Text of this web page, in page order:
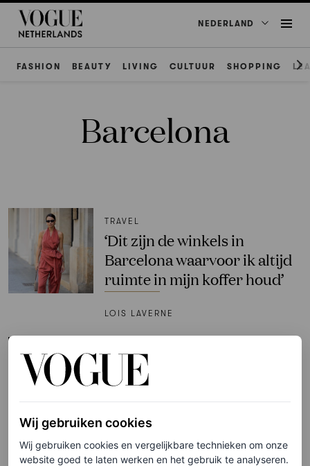
NEDERLAND
FASHION BEAUTY LIVING CULTUUR SHOPPING
Barcelona
TRAVEL
‘Dit zijn de winkels in
Barcelona waarvoor ik altijd
ruimte in mijn koffer houd’
LOIS LAVERNE
Deze restaurants en bars in
Barcelona ken je
waarschijnlijk nog niet
LOIS LAVERNE
Wij gebruiken cookies
Wij gebruiken cookies en vergelijkbare technieken om onze
website goed te laten werken en het gebruik te analyseren.